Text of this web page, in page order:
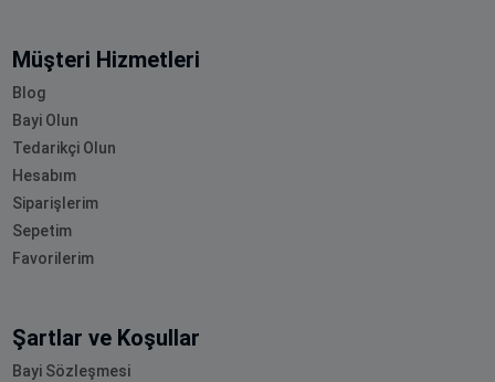
Müşteri Hizmetleri
Blog
Bayi Olun
Tedarikçi Olun
Hesabım
Siparişlerim
Sepetim
Favorilerim
Şartlar ve Koşullar
Bayi Sözleşmesi